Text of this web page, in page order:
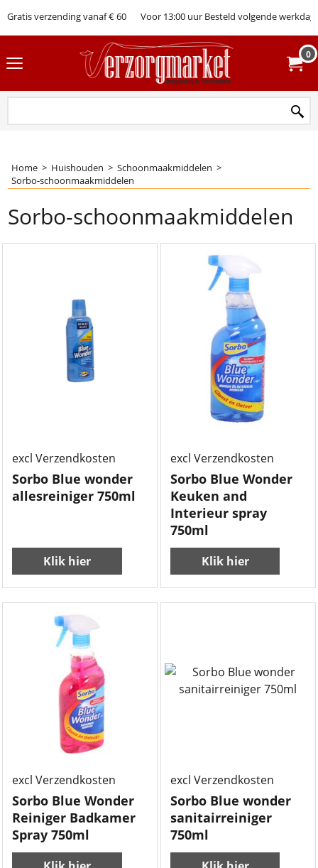
Gratis verzending vanaf € 60 Voor 13:00 uur Besteld volgende werkdag
0
Home > Huishouden > Schoonmaakmiddelen >
Sorbo-schoonmaakmiddelen
Sorbo-schoonmaakmiddelen
€3.50
excl Verzendkosten
Sorbo Blue wonder
Klik hier
€3.50
excl Verzendkosten
Sorbo Blue Wonder
Keuken and
Interieur spray
750ml
Klik hier
€3.50
excl Verzendkosten
Sorbo Blue Wonder
Reiniger Badkamer
Spray 750ml
€3.50
excl Verzendkosten
Sorbo Blue wonder
sanitairreiniger
750ml